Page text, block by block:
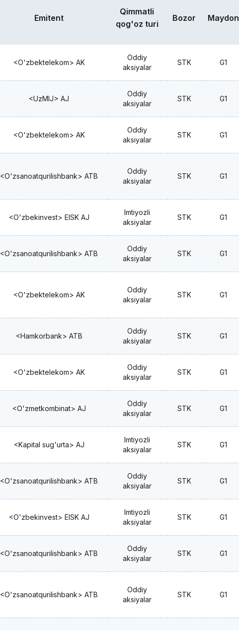
Emitent
Qimmatli
qog'oz turi
Bozor Maydon
<O'zbektelekom> AK
Oddiy
aksiyalar
STK G1
<UzMIJ> AJ
Oddiy
aksiyalar
STK G1
<O'zbektelekom> AK
Oddiy
aksiyalar
STK G1
<O'zsanoatqurilishbank> ATB
Oddiy
aksiyalar
STK G1
<O'zbekinvest> EISK AJ
Imtiyozli
aksiyalar
STK G1
<O'zsanoatqurilishbank> ATB
Oddiy
aksiyalar
STK G1
<O'zbektelekom> AK
Oddiy
aksiyalar
STK G1
<Hamkorbank> ATB
Oddiy
aksiyalar
STK G1
<O'zbektelekom> AK
Oddiy
aksiyalar
STK G1
<O'zmetkombinat> AJ
Oddiy
aksiyalar
STK G1
<Kapital sug'urta> AJ
Imtiyozli
aksiyalar
STK G1
<O'zsanoatqurilishbank> ATB
Oddiy
aksiyalar
STK G1
<O'zbekinvest> EISK AJ
Imtiyozli
aksiyalar
STK G1
<O'zsanoatqurilishbank> ATB
Oddiy
aksiyalar
STK G1
<O'zsanoatqurilishbank> ATB
Oddiy
aksiyalar
STK G1